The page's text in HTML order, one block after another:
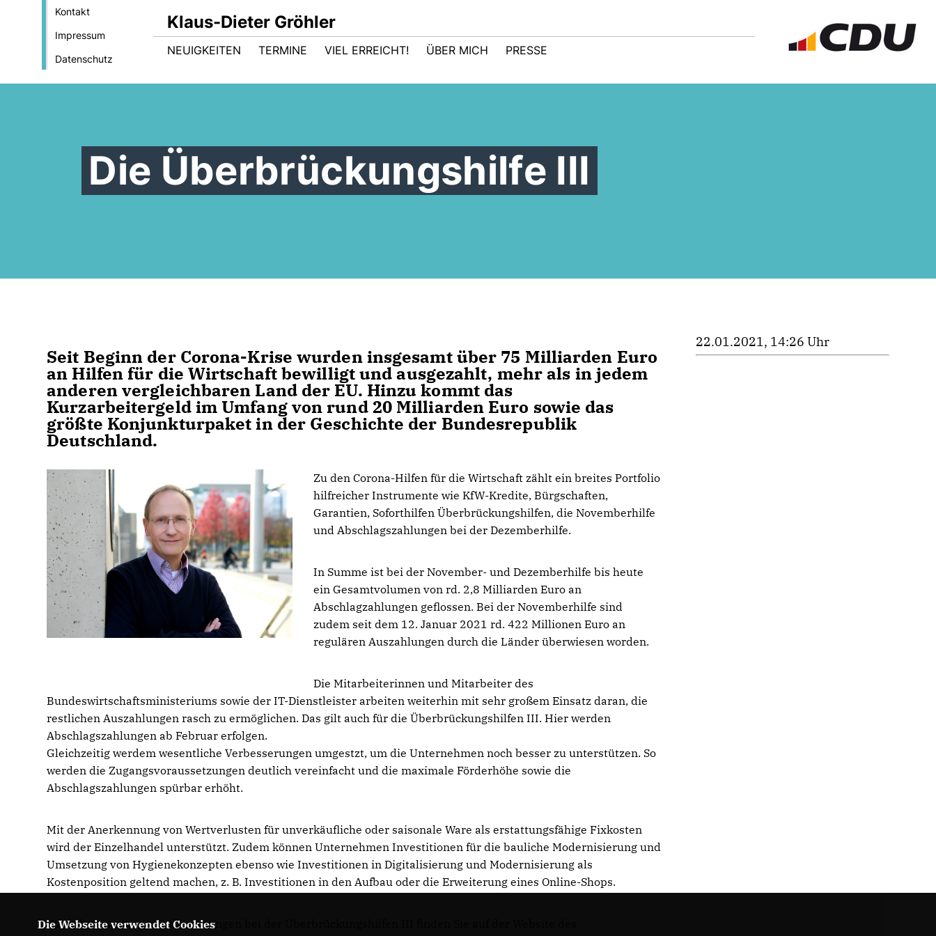
Kontakt
Impressum
Datenschutz
Klaus-Dieter Gröhler
NEUIGKEITEN TERMINE VIEL ERREICHT! ÜBER MICH PRESSE
Die Überbrückungshilfe III
Seit Beginn der Corona-Krise wurden insgesamt über 75 Milliarden Euro
an Hilfen für die Wirtschaft bewilligt und ausgezahlt, mehr als in jedem
anderen vergleichbaren Land der EU. Hinzu kommt das
Kurzarbeitergeld im Umfang von rund 20 Milliarden Euro sowie das
größte Konjunkturpaket in der Geschichte der Bundesrepublik
Deutschland.
Zu den Corona-Hilfen für die Wirtschaft zählt ein breites Portfolio
hilfreicher Instrumente wie KfW-Kredite, Bürgschaften,
Garantien, Soforthilfen Überbrückungshilfen, die Novemberhilfe
und Abschlagszahlungen bei der Dezemberhilfe.
In Summe ist bei der November- und Dezemberhilfe bis heute
ein Gesamtvolumen von rd. 2,8 Milliarden Euro an
Abschlagzahlungen geflossen. Bei der Novemberhilfe sind
zudem seit dem 12. Januar 2021 rd. 422 Millionen Euro an
regulären Auszahlungen durch die Länder überwiesen worden.
Die Mitarbeiterinnen und Mitarbeiter des
Bundeswirtschaftsministeriums sowie der IT-Dienstleister arbeiten weiterhin mit sehr großem Einsatz daran, die
restlichen Auszahlungen rasch zu ermöglichen. Das gilt auch für die Überbrückungshilfen III. Hier werden
Abschlagszahlungen ab Februar erfolgen.
Gleichzeitig werdem wesentliche Verbesserungen umgestzt, um die Unternehmen noch besser zu unterstützen. So
werden die Zugangsvoraussetzungen deutlich vereinfacht und die maximale Förderhöhe sowie die
Abschlagszahlungen spürbar erhöht.
Mit der Anerkennung von Wertverlusten für unverkäufliche oder saisonale Ware als erstattungsfähige Fixkosten
wird der Einzelhandel unterstützt. Zudem können Unternehmen Investitionen für die bauliche Modernisierung und
Umsetzung von Hygienekonzepten ebenso wie Investitionen in Digitalisierung und Modernisierung als
Kostenposition geltend machen, z. B. Investitionen in den Aufbau oder die Erweiterung eines Online-Shops.
Einzelheiten zu den Verbesserungen bei der Überbrückungshilfen III finden Sie auf der Website des
22.01.2021, 14:26 Uhr
Die Webseite verwendet Cookies